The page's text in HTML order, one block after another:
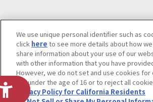
ウェブサイトご利用条件ソーシャルメディ
Do Not Sell or Share My Personal
We use unique personal identifier such as
click here to see more details about how
share information about your use of our
with other information that you have
However, we do not set and use cookies for
are under the age of 16 or to reject all
Privacy Policy for California Residents